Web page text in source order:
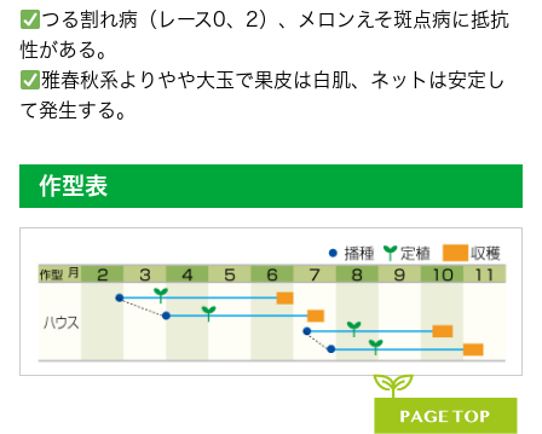
つる割れ病（レース0、2）、メロンえそ斑点病に抵抗
性がある。
雅春秋系よりやや大玉で果皮は白肌、ネットは安定し
て発生する。
作型表